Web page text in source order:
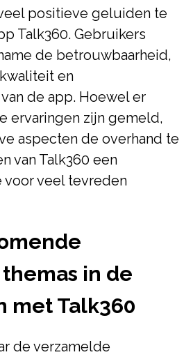
positieve geluiden te
Talk360. Gebruikers
de betrouwbaarheid,
en
de app. Hoewel er
ervaringen zijn gemeld,
aspecten de overhand te
van Talk360 een
veel tevreden
in de
met Talk360
de verzamelde